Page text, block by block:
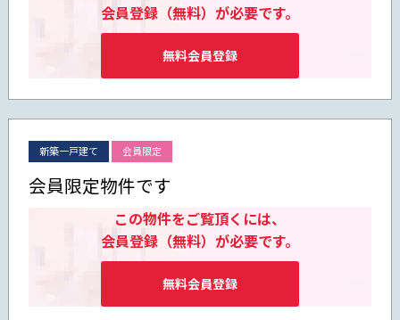
会員登録（無料）が必要です。
無料会員登録
新築一戸建て 会員限定
会員限定物件です
この物件をご覧頂くには、
会員登録（無料）が必要です。
無料会員登録